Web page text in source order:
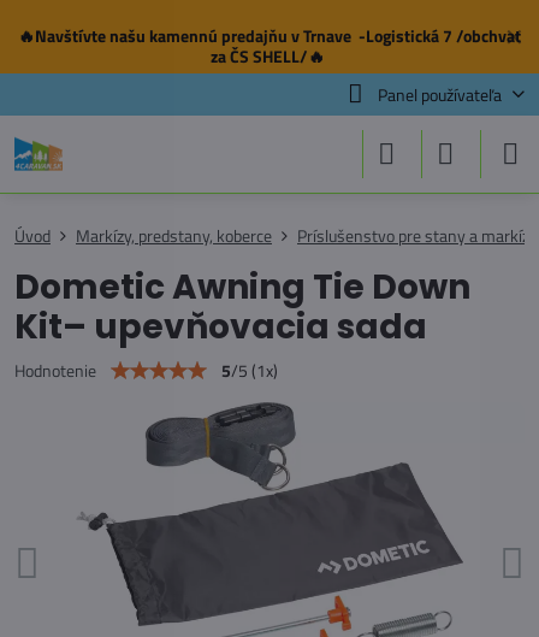
✕
🔥Navštívte našu kamennú predajňuv Trnave -Logistická 7 /obchvat
za ČS SHELL/🔥
Panel používateľa
Úvod Markízy, predstany, koberce Príslušenstvo pre stany a markízy
Dometic Awning Tie Down
Kit– upevňovacia sada
Hodnotenie 5/5(1x)